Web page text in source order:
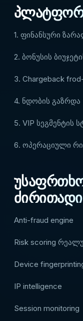
1. ფინანსური
2. ბონუსის
3. Chargeback
4. ნდობის გაზრდა
5. VIP სეგმენტის
6. ოპერაციული
ძირითადი
Anti-fraud engine
Risk scoring
Device
IP intelligence
Session monitoring